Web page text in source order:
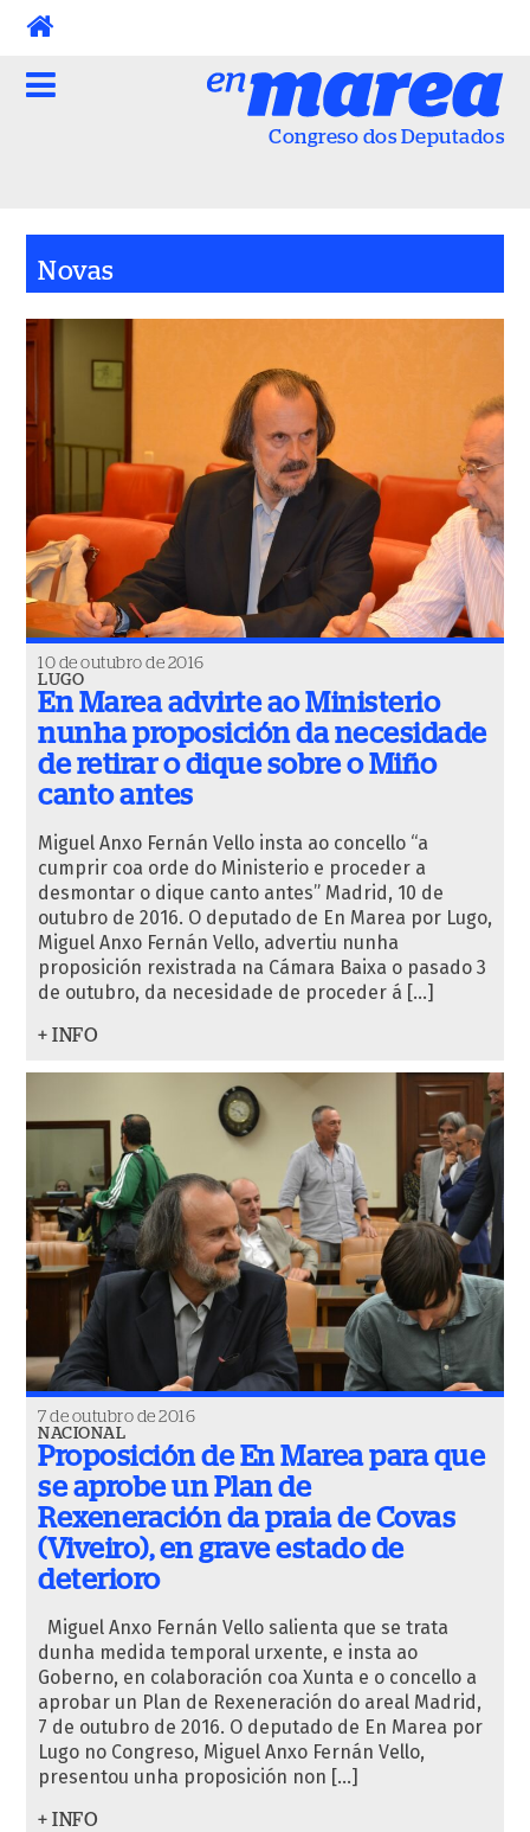
Skip
Congreso dos Deputados
Novas
10 de outubro de 2016
LUGO
En Marea advirte ao Ministerio
nunha proposición da necesidade
de retirar o dique sobre o Miño
canto antes
Miguel Anxo Fernán Vello insta ao concello “a
cumprir coa orde do Ministerio e proceder a
desmontar o dique canto antes” Madrid, 10 de
outubro de 2016. O deputado de En Marea por Lugo,
Miguel Anxo Fernán Vello, advertiu nunha
proposición rexistrada na Cámara Baixa o pasado 3
de outubro, da necesidade de proceder á […]
+ INFO
7 de outubro de 2016
NACIONAL
Proposición de En Marea para que
se aprobe un Plan de
Rexeneración da praia de Covas
(Viveiro), en grave estado de
deterioro
Miguel Anxo Fernán Vello salienta que se trata
dunha medida temporal urxente, e insta ao
Goberno, en colaboración coa Xunta e o concello a
aprobar un Plan de Rexeneración do areal Madrid,
7 de outubro de 2016. O deputado de En Marea por
Lugo no Congreso, Miguel Anxo Fernán Vello,
presentou unha proposición non […]
+ INFO